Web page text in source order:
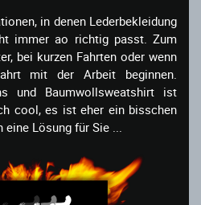
in denen Lederbekleidung
immer ao richtig passt. Zum
bei kurzen Fahrten oder wenn
mit der Arbeit beginnen.
und Baumwollsweatshirt ist
cool, es ist eher ein bisschen
Lösung für Sie ...